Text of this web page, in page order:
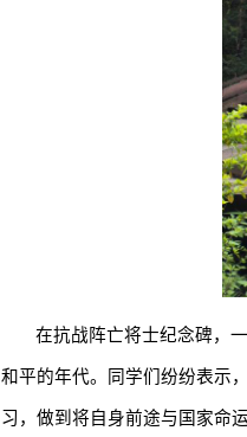
在抗战阵亡将士纪念碑，
和平的年代。同学们纷纷表示
习，做到将自身前途与国家命